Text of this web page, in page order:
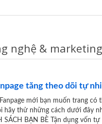
nghệ & marketing
tăng theo dõi tự
mới bạn muốn trang có
hãy thử những cách dưới đây
SÁCH BẠN BÈ Tận dụng vốn tự